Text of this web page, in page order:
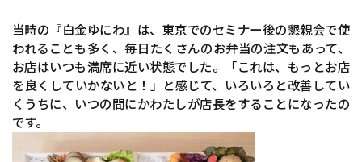
当時の『白金ゆにわ』は、東京でのセミナー後の懇親会で使
われることも多く、毎日たくさんのお弁当の注文もあって、
お店はいつも満席に近い状態でした。「これは、もっとお店
を良くしていかないと！」と感じて、いろいろと改善してい
くうちに、いつの間にかわたしが店長をすることになったの
です。